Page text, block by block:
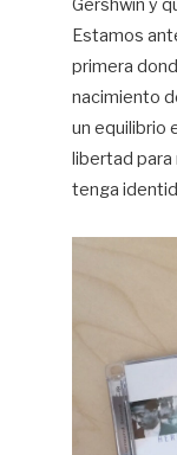
Gershwin y
Estamos
primera
nacimiento
un equilibrio
libertad para
tenga